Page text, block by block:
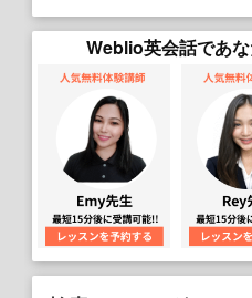
Weblio英会話であ